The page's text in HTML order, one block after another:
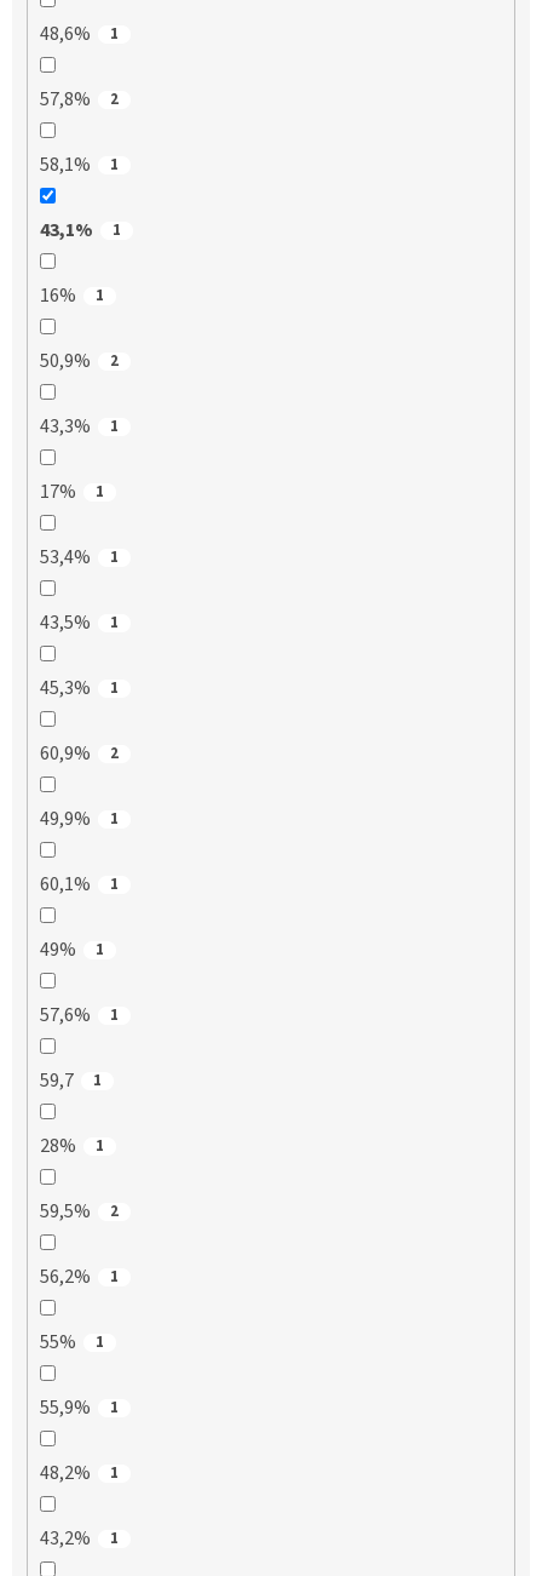
48,6% 1
57,8% 2
58,1% 1
43,1% 1
16% 1
50,9% 2
43,3% 1
17% 1
53,4% 1
43,5% 1
45,3% 1
60,9% 2
49,9% 1
60,1% 1
49% 1
57,6% 1
59,7 1
28% 1
59,5% 2
56,2% 1
55% 1
55,9% 1
48,2% 1
43,2% 1